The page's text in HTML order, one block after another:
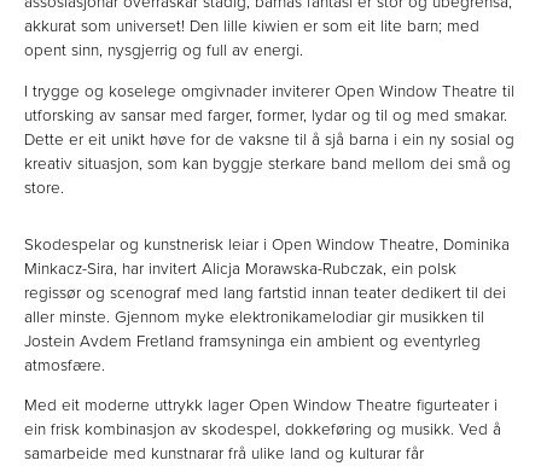
akkurat som universet! Den lille kiwien er som eit lite barn; med
opent sinn, nysgjerrig og full av energi.
I trygge og koselege omgivnader inviterer Open Window Theatre til
utforsking av sansar med farger, former, lydar og til og med smakar.
Dette er eit unikt høve for de vaksne til å sjå barna i ein ny sosial og
kreativ situasjon, som kan byggje sterkare band mellom dei små og
store.
Skodespelar og kunstnerisk leiar i Open Window Theatre, Dominika
Minkacz-Sira, har invitert Alicja Morawska-Rubczak, ein polsk
regissør og scenograf med lang fartstid innan teater dedikert til dei
aller minste. Gjennom myke elektronikamelodiar gir musikken til
Jostein Avdem Fretland framsyninga ein ambient og eventyrleg
atmosfære.
Med eit moderne uttrykk lager Open Window Theatre figurteater i
ein frisk kombinasjon av skodespel, dokkeføring og musikk. Ved å
samarbeide med kunstnarar frå ulike land og kulturar får